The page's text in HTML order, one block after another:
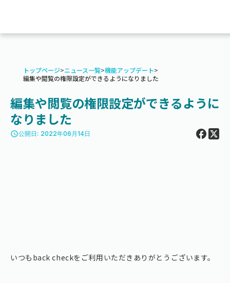
トップページ>ニュース一覧>機能アップデート>
編集や閲覧の権限設定ができるようになりました
編集や閲覧の権限設定ができるように
なりました
access_time公開日: 2022年06月14日
いつもback checkをご利用いただきありがとうございます。